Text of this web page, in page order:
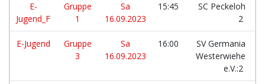
E-
Jugend_F
Gruppe
1
Sa
16.09.2023
15:45
SC Peckeloh
2
E-Jugend
Gruppe
3
Sa
16.09.2023
16:00
SV Germania
Westerwiehe
e.V.:2